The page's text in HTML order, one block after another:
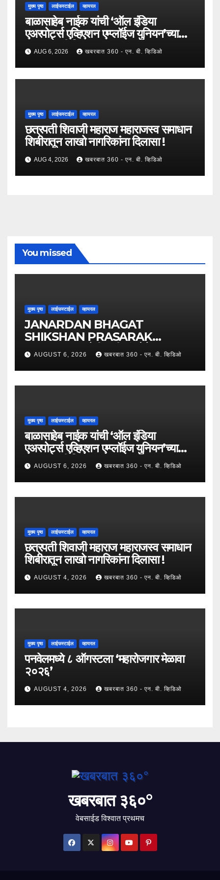
मुख्य पृष्ठ लाईफस्टाईल व्हायरल
बाळासाहेब नाईक यांची ‘ऑल इंडिया
एअरपोर्ट्स एव्हिएशन एम्प्लॉईज युनियन’च्या
उपाध्यक्षपदी निवड !
AUG 6, 2026 खबरबात 360 - एन. बी. व्हिडिओ
मुख्य पृष्ठ लाईफस्टाईल व्हायरल
छत्रपती शिवाजी महाराज महाराजस्व समाधान
शिबीरातून लाखो नागरिकांना दिलासा !
AUG 4, 2026 खबरबात 360 - एन. बी. व्हिडिओ
You missed
मुख्य पृष्ठ लाईफस्टाईल व्हायरल
JANARDAN BHAGAT
SHIKSHAN PRASARAK
SANSTHA: जेबीएसपी संस्थेचे मुख्य
प्रशासकीय कार्यालय आणि अत्याधुनिक मूट
कोर्टचे थाटात लोकार्पण !
AUGUST 6, 2026 खबरबात 360 - एन. बी. व्हिडिओ
मुख्य पृष्ठ लाईफस्टाईल व्हायरल
बाळासाहेब नाईक यांची ‘ऑल इंडिया
एअरपोर्ट्स एव्हिएशन एम्प्लॉईज युनियन’च्या
उपाध्यक्षपदी निवड !
AUGUST 6, 2026 खबरबात 360 - एन. बी. व्हिडिओ
मुख्य पृष्ठ लाईफस्टाईल व्हायरल
छत्रपती शिवाजी महाराज महाराजस्व समाधान
शिबीरातून लाखो नागरिकांना दिलासा !
AUGUST 4, 2026 खबरबात 360 - एन. बी. व्हिडिओ
मुख्य पृष्ठ लाईफस्टाईल व्हायरल
पनवेलमध्ये ८ ऑगस्टला ‘महारोजगार मेळावा
२०२६’
AUGUST 4, 2026 खबरबात 360 - एन. बी. व्हिडिओ
खबरबात ३६०°
वेबसाईड विश्वात प्रथमच